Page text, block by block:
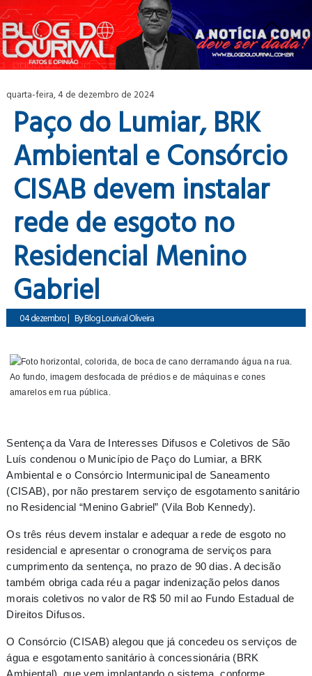
quarta-feira, 4 de dezembro de 2024
Paço do Lumiar, BRK
Ambiental e Consórcio
CISAB devem instalar
rede de esgoto no
Residencial Menino
Gabriel
04 dezembro| ByBlog Lourival Oliveira
Sentença da Vara de Interesses Difusos e Coletivos de São
Luís condenou o Município de Paço do Lumiar, a BRK
Ambiental e o Consórcio Intermunicipal de Saneamento
(CISAB), por não prestarem serviço de esgotamento sanitário
no Residencial “Menino Gabriel” (Vila Bob Kennedy).
Os três réus devem instalar e adequar a rede de esgoto no
residencial e apresentar o cronograma de serviços para
cumprimento da sentença, no prazo de 90 dias. A decisão
também obriga cada réu a pagar indenização pelos danos
morais coletivos no valor de R$ 50 mil ao Fundo Estadual de
Direitos Difusos.
O Consórcio (CISAB) alegou que já concedeu os serviços de
água e esgotamento sanitário à concessionária (BRK